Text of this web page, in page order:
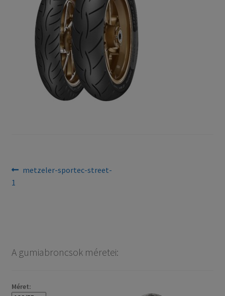
Bejegyzés
navigáció
Previous
metzeler-sportec-street-
1
A gumiabroncsok méretei:
Méret: